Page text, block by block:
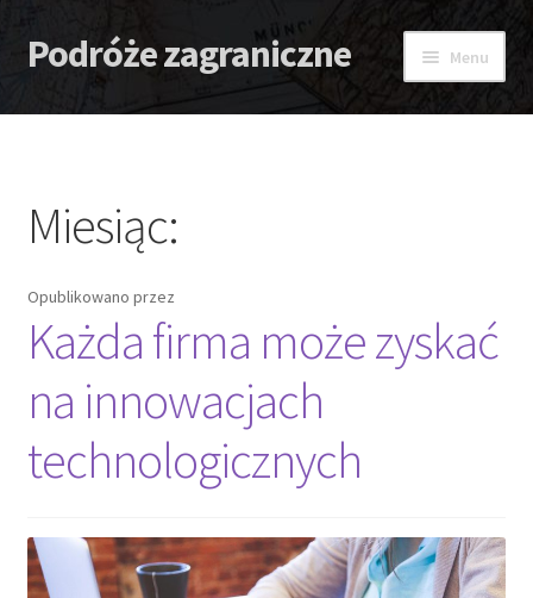
Przejdź
do
Przejdź
do
Podróże zagraniczne Menu
Strona główna
Lombard
Zaćma – Strach przed nią
Miesiąc:
Opublikowano przez
Każda firma może zyskać
na innowacjach
technologicznych